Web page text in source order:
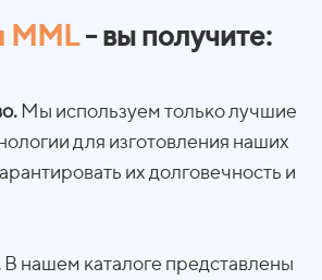
MML- вы получите:
Мы используем только лучшие
для изготовления наших
их долговечность и
В нашем каталоге представлены